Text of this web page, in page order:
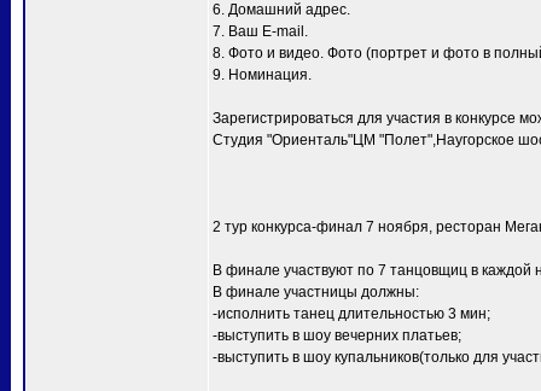
6. Домашний адрес.
7. Ваш E-mail.
8. Фото и видео. Фото (портрет и фото в
9. Номинация.
Зарегистрироваться для участия в конкурсе
Студия "Ориенталь"ЦМ "Полет",Наугорское
2 тур конкурса-финал 7 ноября, ресторан
В финале участвуют по 7 танцовщиц в каждой
В финале участницы должны:
-исполнить танец длительностью 3 мин;
-выступить в шоу вечерних платьев;
-выступить в шоу купальников(только для